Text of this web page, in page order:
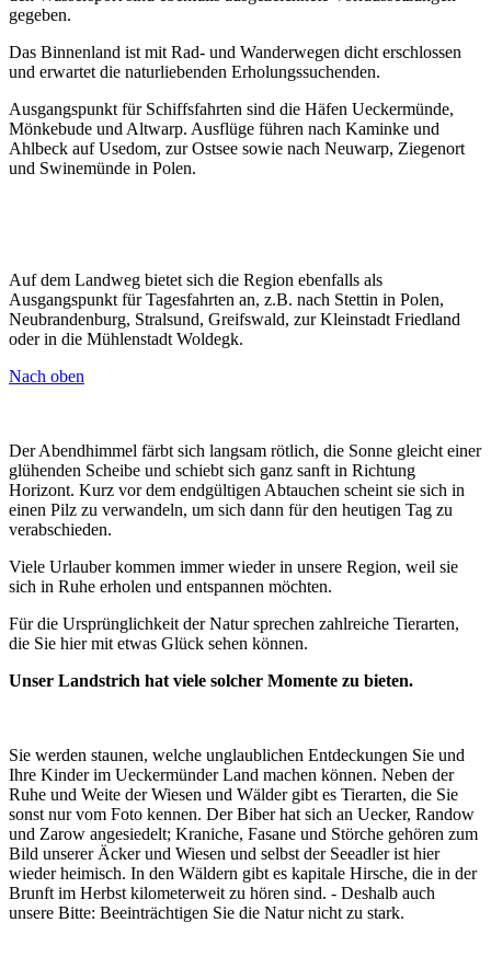
gegeben.
Das Binnenland ist mit Rad- und Wanderwegen dicht erschlossen
und erwartet die naturliebenden Erholungssuchenden.
Ausgangspunkt für Schiffsfahrten sind die Häfen Ueckermünde,
Mönkebude und Altwarp. Ausflüge führen nach Kaminke und
Ahlbeck auf Usedom, zur Ostsee sowie nach Neuwarp, Ziegenort
und Swinemünde in Polen.
Auf dem Landweg bietet sich die Region ebenfalls als
Ausgangspunkt für Tagesfahrten an, z.B. nach Stettin in Polen,
Neubrandenburg, Stralsund, Greifswald, zur Kleinstadt Friedland
oder in die Mühlenstadt Woldegk.
Nach oben
Der Abendhimmel färbt sich langsam rötlich, die Sonne gleicht einer
glühenden Scheibe und schiebt sich ganz sanft in Richtung
Horizont. Kurz vor dem endgültigen Abtauchen scheint sie sich in
einen Pilz zu verwandeln, um sich dann für den heutigen Tag zu
verabschieden.
Viele Urlauber kommen immer wieder in unsere Region, weil sie
sich in Ruhe erholen und entspannen möchten.
Für die Ursprünglichkeit der Natur sprechen zahlreiche Tierarten,
die Sie hier mit etwas Glück sehen können.
Unser Landstrich hat viele solcher Momente zu bieten.
Sie werden staunen, welche unglaublichen Entdeckungen Sie und
Ihre Kinder im Ueckermünder Land machen können. Neben der
Ruhe und Weite der Wiesen und Wälder gibt es Tierarten, die Sie
sonst nur vom Foto kennen. Der Biber hat sich an Uecker, Randow
und Zarow angesiedelt; Kraniche, Fasane und Störche gehören zum
Bild unserer Äcker und Wiesen und selbst der Seeadler ist hier
wieder heimisch. In den Wäldern gibt es kapitale Hirsche, die in der
Brunft im Herbst kilometerweit zu hören sind. - Deshalb auch
unsere Bitte: Beeinträchtigen Sie die Natur nicht zu stark.